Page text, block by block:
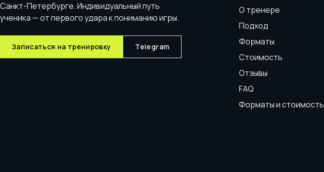
Санкт-Петербурге. Индивидуальный путь
ученика — от первого удара к пониманию игры.
Записаться на тренировку Telegram
О тренере
Подход
Форматы
Стоимость
Отзывы
FAQ
Форматы и стоимость